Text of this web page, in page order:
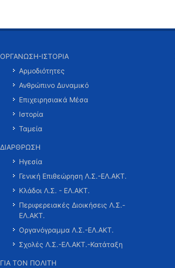
ΟΡΓΑΝΩΣΗ-ΙΣΤΟΡΙΑ
Αρμοδιότητες
Ανθρώπινο Δυναμικό
Επιχειρησιακά Μέσα
Ιστορία
Ταμεία
ΔΙΑΡΘΡΩΣΗ
Ηγεσία
Γενική Επιθεώρηση Λ.Σ.-ΕΛ.ΑΚΤ.
Κλάδοι Λ.Σ. - ΕΛ.ΑΚΤ.
Περιφερειακές Διοικήσεις Λ.Σ.-
ΕΛ.ΑΚΤ.
Οργανόγραμμα Λ.Σ.-ΕΛ.ΑΚΤ.
Σχολές Λ.Σ.-ΕΛ.ΑΚΤ.-Κατάταξη
ΓΙΑ ΤΟΝ ΠΟΛΙΤΗ